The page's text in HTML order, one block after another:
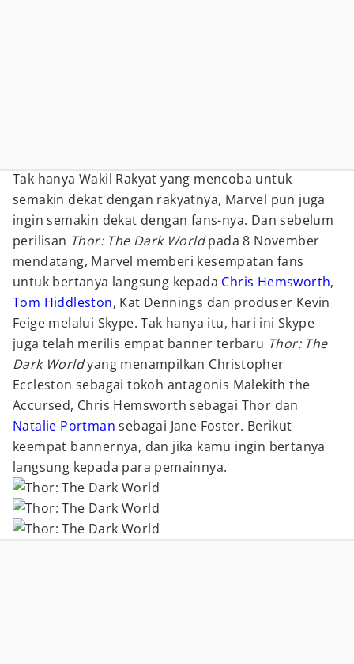
Tak hanya Wakil Rakyat yang mencoba untuk
semakin dekat dengan rakyatnya, Marvel pun juga
ingin semakin dekat dengan fans-nya. Dan sebelum
perilisan Thor: The Dark Worldpada 8 November
mendatang, Marvel memberi kesempatan fans
untuk bertanya langsung kepada Chris Hemsworth,
Tom Hiddleston, Kat Dennings dan produser Kevin
Feige melalui Skype. Tak hanya itu, hari ini Skype
juga telah merilis empat banner terbaru Thor: The
Dark Worldyang menampilkan Christopher
Eccleston sebagai tokoh antagonis Malekith the
Accursed, Chris Hemsworth sebagai Thor dan
Natalie Portman sebagai Jane Foster. Berikut
keempat bannernya, dan jika kamu ingin bertanya
langsung kepada para pemainnya.